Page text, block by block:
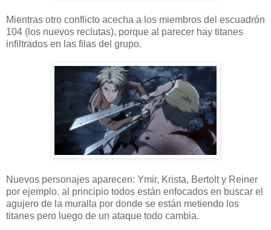
Mientras otro conflicto acecha a los miembros del escuadrón
104 (los nuevos reclutas), porque al parecer hay titanes
infiltrados en las filas del grupo.
Nuevos personajes aparecen: Ymir, Krista, Bertolt y Reiner
por ejemplo. al principio todos están enfocados en buscar el
agujero de la muralla por donde se están metiendo los
titanes pero luego de un ataque todo cambia.